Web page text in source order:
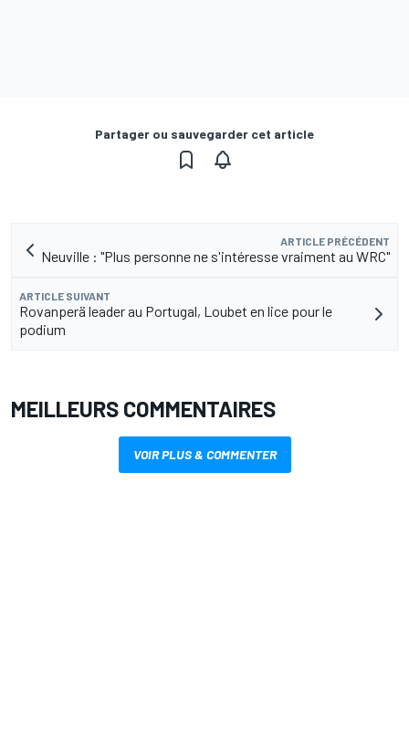
Partager ou sauvegarder cet article
ARTICLE PRÉCÉDENT
Neuville : "Plus personne ne s'intéresse vraiment au WRC"
ARTICLE SUIVANT
Rovanperä leader au Portugal, Loubet en lice pour le
podium
MEILLEURS COMMENTAIRES
VOIR PLUS & COMMENTER